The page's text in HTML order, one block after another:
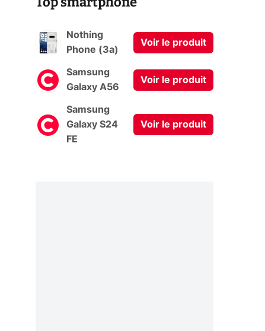
Nothing
Phone (3a)
Voir le produit
Samsung
Galaxy A56
Voir le produit
Samsung
Galaxy S24
FE
Voir le produit